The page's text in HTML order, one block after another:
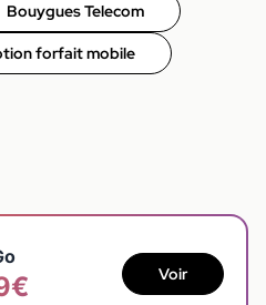
Bouygues Telecom
forfait mobile
Voir